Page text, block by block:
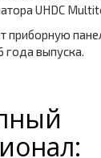
UHDC
приборную
выпуска.